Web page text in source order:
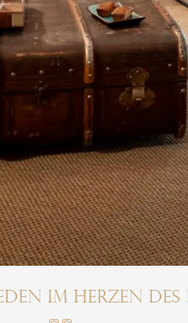
im Herzen